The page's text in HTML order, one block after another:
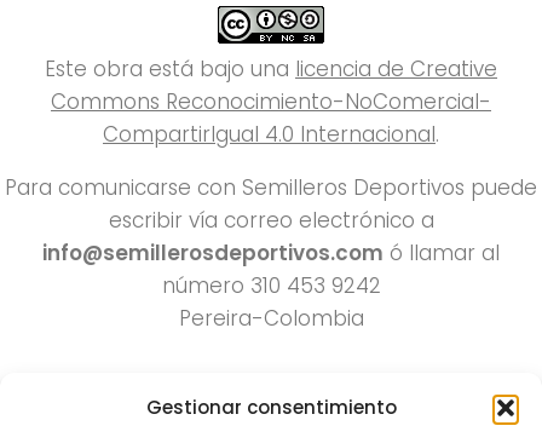
Gestionar consentimiento
Este obra está bajo una licencia de Creative
Commons Reconocimiento-NoComercial-
CompartirIgual 4.0 Internacional.
Para comunicarse con Semilleros Deportivos puede
escribir vía correo electrónico a
info@semillerosdeportivos.com ó llamar al
número 310 453 9242
Pereira-Colombia